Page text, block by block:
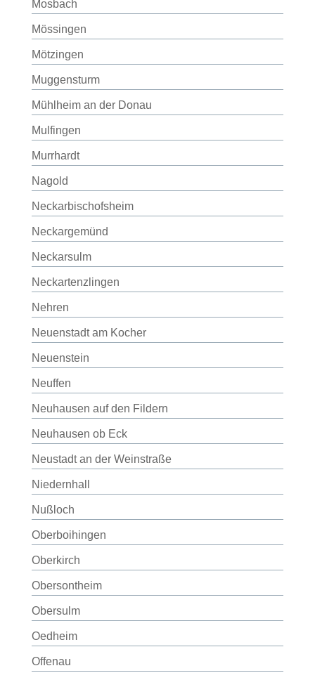
Mosbach
Mössingen
Mötzingen
Muggensturm
Mühlheim an der Donau
Mulfingen
Murrhardt
Nagold
Neckarbischofsheim
Neckargemünd
Neckarsulm
Neckartenzlingen
Nehren
Neuenstadt am Kocher
Neuenstein
Neuffen
Neuhausen auf den Fildern
Neuhausen ob Eck
Neustadt an der Weinstraße
Niedernhall
Nußloch
Oberboihingen
Oberkirch
Obersontheim
Obersulm
Oedheim
Offenau